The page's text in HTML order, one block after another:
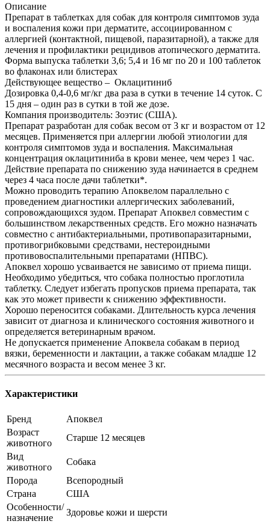
Описание
Препарат в таблетках для собак для контроля симптомов зуда
и воспаления кожи при дерматите, ассоциированном с
аллергией (контактной, пищевой, паразитарной), а также для
лечения и профилактики рецидивов атопического дерматита.
Форма выпуска таблетки 3,6; 5,4 и 16 мг по 20 и 100 таблеток
во флаконах или блистерах
Действующее вещество – Оклацитиниб
Дозировка 0,4-0,6 мг/кг два раза в сутки в течение 14 суток. С
15 дня – один раз в сутки в той же дозе.
Компания производитель: Зоэтис (США).
Препарат разработан для собак весом от 3 кг и возрастом от 12
месяцев. Применяется при аллергии любой этиологии для
контроля симптомов зуда и воспаления. Максимальная
концентрация оклацитиниба в крови менее, чем через 1 час.
Действие препарата по снижению зуда начинается в среднем
через 4 часа после дачи таблетки*.
Можно проводить терапию Апоквелом параллельно с
проведением диагностики аллергических заболеваний,
сопровождающихся зудом. Препарат Апоквел совместим с
большинством лекарственных средств. Его можно назначать
совместно с антибактериальными, противопаразитарными,
противогрибковыми средствами, нестероидными
противовоспалительными препаратами (НПВС).
Апоквел хорошо усваивается не зависимо от приема пищи.
Необходимо убедиться, что собака полностью проглотила
таблетку. Следует избегать пропусков приема препарата, так
как это может привести к снижению эффективности.
Хорошо переносится собаками. Длительность курса лечения
зависит от диагноза и клинического состояния животного и
определяется ветеринарным врачом.
Не допускается применение Апоквела собакам в период
вязки, беременности и лактации, а также собакам младше 12
месячного возраста и весом менее 3 кг.
Характеристики
Бренд
Апоквел
Возраст
животного
Старше 12 месяцев
Вид
животного
Собака
Порода
Всепородный
Страна
США
Особенности/
назначение
Здоровье кожи и шерсти